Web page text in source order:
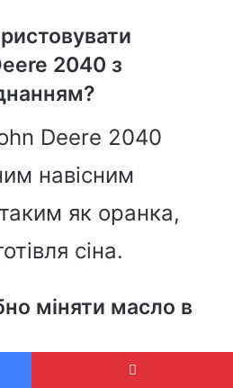
2040 з
Deere 2040
навісним
як оранка,
сіна.
міняти масло в
міняти масло в